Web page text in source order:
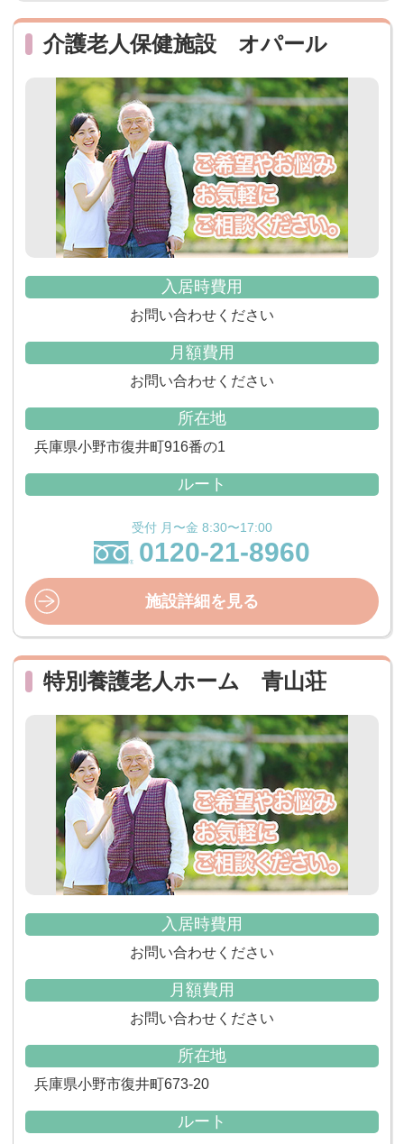
介護老人保健施設 オパール
入居時費用
お問い合わせください
月額費用
お問い合わせください
所在地
兵庫県小野市復井町916番の1
ルート
受付 月〜金 8:30〜17:00
0120-21-8960
施設詳細を見る
特別養護老人ホーム 青山荘
入居時費用
お問い合わせください
月額費用
お問い合わせください
所在地
兵庫県小野市復井町673-20
ルート